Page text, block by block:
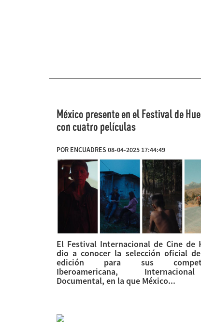
México presente en el Festival de
con cuatro películas
POR ENCUADRES 08-04-2025 17:44:49
El Festival Internacional de Cine de
dio a conocer la selección oficial
edición para sus
Iberoamericana,
Documental, en la que México...